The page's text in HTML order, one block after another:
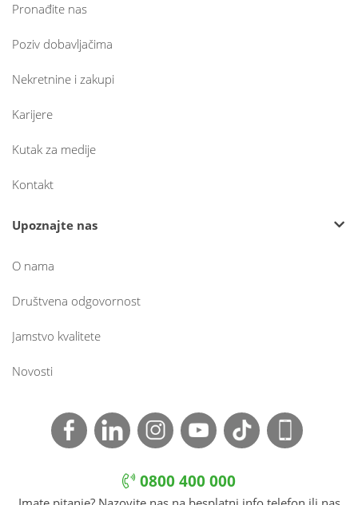
Pronađite nas
Poziv dobavljačima
Nekretnine i zakupi
Karijere
Kutak za medije
Kontakt
Upoznajte nas
O nama
Društvena odgovornost
Jamstvo kvalitete
Novosti
0800 400 000